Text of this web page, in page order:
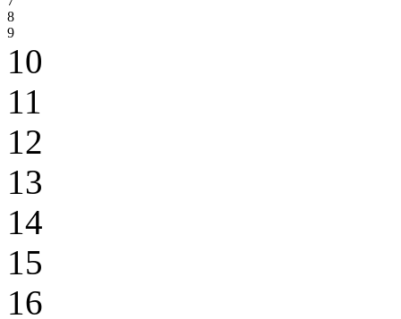
8
9
10
11
12
13
14
15
16